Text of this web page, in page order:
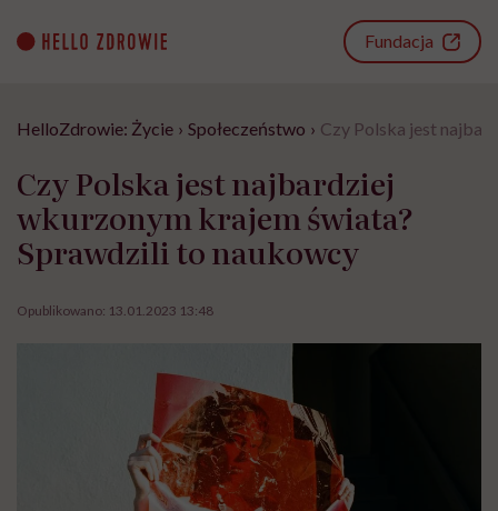
content
Fundacja
HelloZdrowie: Życie › Społeczeństwo › Czy Polska jest
Czy Polska jest najbardziej
wkurzonym krajem świata?
Sprawdzili to naukowcy
Opublikowano: 13.01.2023 13:48